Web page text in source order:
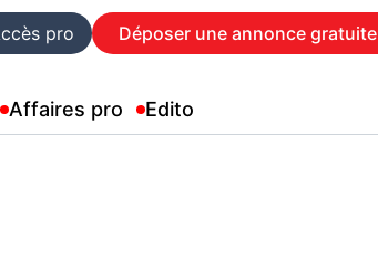
pro Déposer une annonce gratuite
Affaires pro Edito